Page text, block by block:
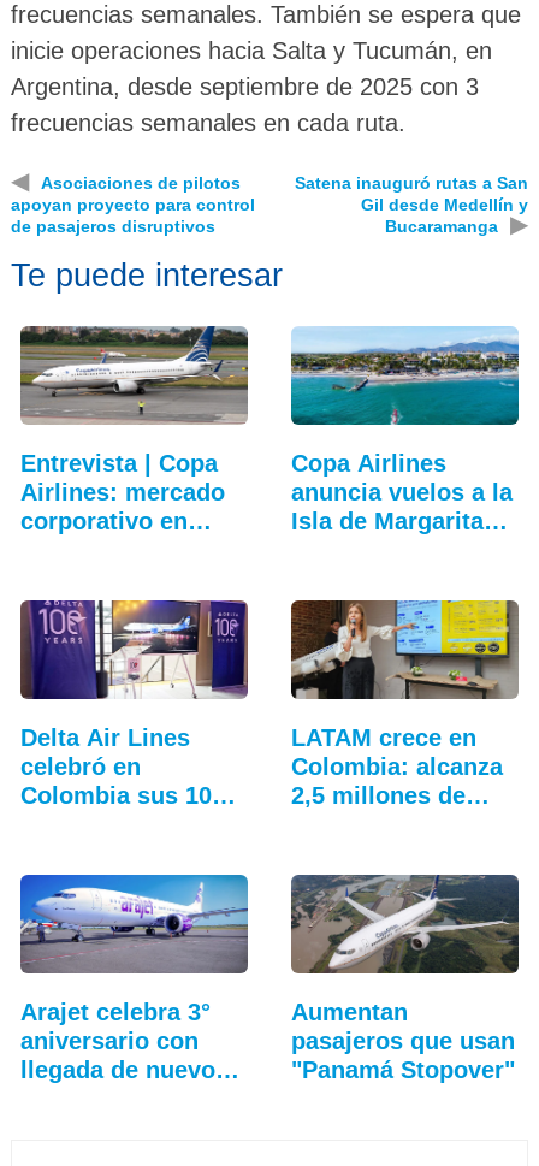
frecuencias semanales. También se espera que
inicie operaciones hacia Salta y Tucumán, en
Argentina, desde septiembre de 2025 con 3
frecuencias semanales en cada ruta.
◀
Asociaciones de pilotos
apoyan proyecto para control
de pasajeros disruptivos
Satena inauguró rutas a San
Gil desde Medellín y
Bucaramanga
▶
Te puede interesar
Entrevista | Copa
Airlines: mercado
corporativo en…
Copa Airlines
anuncia vuelos a la
Isla de Margarita…
Delta Air Lines
celebró en
Colombia sus 100
LATAM crece en
Colombia: alcanza
2,5 millones de…
Arajet celebra 3°
aniversario con
llegada de nuevo
Aumentan
pasajeros que usan
"Panamá Stopover"